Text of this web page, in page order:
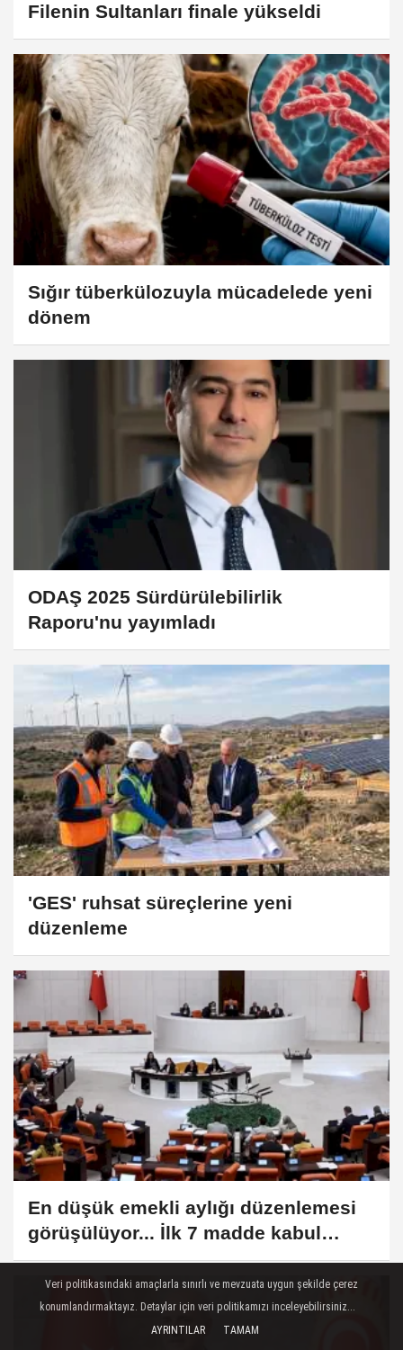
Filenin Sultanları finale yükseldi
Sığır tüberkülozuyla mücadelede yeni
dönem
ODAŞ 2025 Sürdürülebilirlik
Raporu'nu yayımladı
'GES' ruhsat süreçlerine yeni
düzenleme
En düşük emekli aylığı düzenlemesi
görüşülüyor... İlk 7 madde kabul
edildi
Veri politikasındaki amaçlarla sınırlı ve mevzuata uygun şekilde çerez
konumlandırmaktayız. Detaylar için veri politikamızı inceleyebilirsiniz...
AYRINTILAR
TAMAM